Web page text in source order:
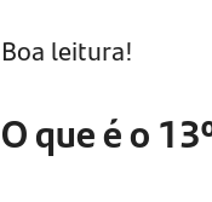
Boa leitura!
O que é o